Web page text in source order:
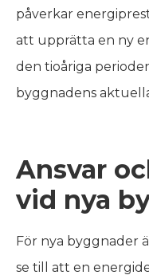
påverkar
att upprätta en ny
den tioåriga
byggnadens
Ansvar
vid nya
För nya byggnader
se till att en